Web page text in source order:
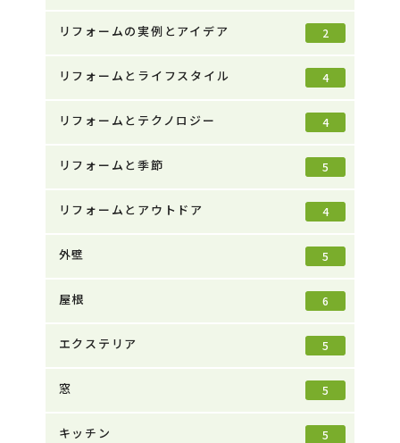
リフォームの実例とアイデア 2
リフォームとライフスタイル 4
リフォームとテクノロジー 4
リフォームと季節 5
リフォームとアウトドア 4
外壁 5
屋根 6
エクステリア 5
窓 5
キッチン 5